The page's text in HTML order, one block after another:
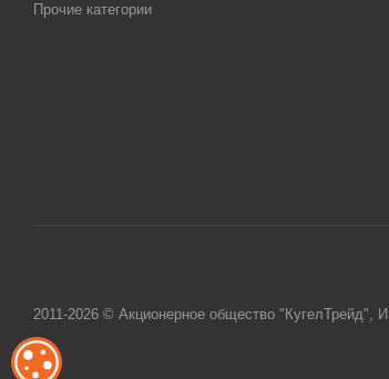
Прочие категории
2011-2026 © Акционерное общество "КугелТрейд",
ОБРАБОТКА ФАЙЛОВ COOKIE